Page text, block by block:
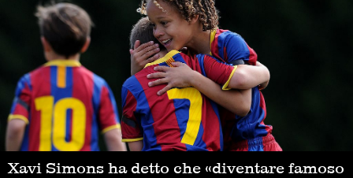
Xavi Simons ha detto che «diventare famoso